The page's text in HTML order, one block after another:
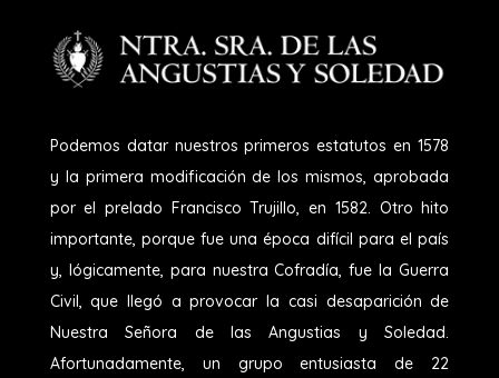
Podemos datar nuestros primeros estatutos en 1578
y la primera modificación de los mismos, aprobada
por el prelado Francisco Trujillo, en 1582. Otro hito
importante, porque fue una época difícil para el país
y, lógicamente, para nuestra Cofradía, fue la Guerra
Civil, que llegó a provocar la casi desaparición de
Nuestra Señora de las Angustias y Soledad.
Afortunadamente, un grupo entusiasta de 22